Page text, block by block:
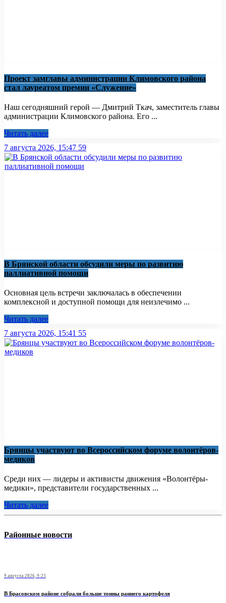
Проект замглавы администрации Климовского района
стал лауреатом премии «Служение»
Наш сегодняшний герой — Дмитрий Ткач, заместитель главы
администрации Климовского района. Его ...
Читать далее
7 августа 2026, 15:47 59
В Брянской области обсудили меры по развитию
паллиативной помощи
Основная цель встречи заключалась в обеспечении
комплексной и доступной помощи для неизлечимо ...
Читать далее
7 августа 2026, 15:41 55
Брянцы участвуют во Всероссийском форуме волонтёров-
медиков
Среди них — лидеры и активисты движения «Волонтёры-
медики», представители государственных ...
Читать далее
Районные новости
9 августа 2026, 9:23
В Брасовском районе собрали больше тонны раннего картофеля